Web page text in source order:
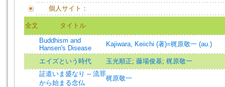
個人サイト：
全文
タイトル
Buddhism and
Hansen's Disease
Kajiwara, Keiichi (著)=梶原敬一 (au.)
エイズという時代 玉光順正; 藤場俊基; 梶原敬一
証道いま盛なり -- 流罪
から始まる念仏
梶原敬一